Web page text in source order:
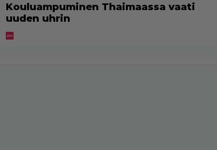
Kouluampuminen Thaimaassa vaati
uuden uhrin